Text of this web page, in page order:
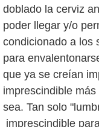
doblado la cerviz
poder llegar y/o
condicionado a los
para
que ya se creían
imprescindible
sea. Tan solo
imprescindible